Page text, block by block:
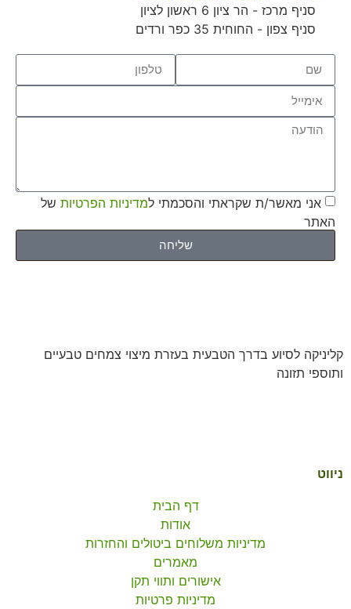
סניף מרכז - הר ציון 6 ראשון לציון
סניף צפון - החוחית 35 כפר ורדים
אני מאשר/ת שקראתי והסכמתי למדיניות הפרטיות של
האתר
שליחה
קליניקה לסיוע בדרך הטבעית בעזרת מיצוי צמחים טבעיים
ותוספי תזונה
ניווט
דף הבית
אודות
מדיניות משלוחים ביטולים והחזרות
מאמרים
אישורים ותווי תקן
מדיניות פרטיות